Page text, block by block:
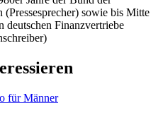
sowie bis Mitte
deutschen Finanzvertriebe